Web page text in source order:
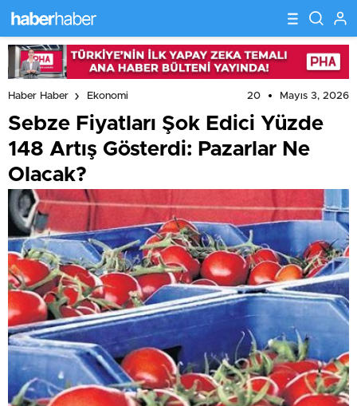
Haber Haber Ekonomi 20 Mayıs 3, 2026
Sebze Fiyatları Şok Edici Yüzde
148 Artış Gösterdi: Pazarlar Ne
Olacak?